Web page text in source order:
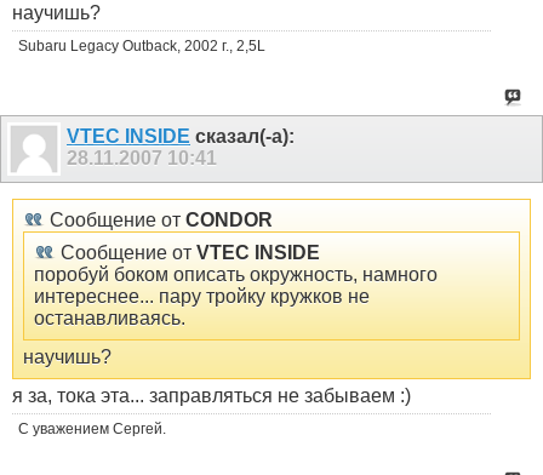
научишь?
Subaru Legacy Outback, 2002 г., 2,5L
VTEC INSIDE сказал(-а):
28.11.2007 10:41
Сообщение от CONDOR
Сообщение от VTEC INSIDE
поробуй боком описать окружность, намного
интереснее... пару тройку кружков не
останавливаясь.
научишь?
я за, тока эта... заправляться не забываем :)
С уважением Сергей.